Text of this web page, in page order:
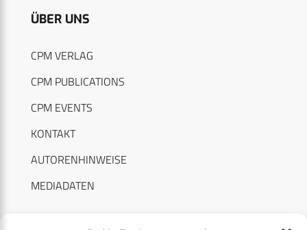
ÜBER UNS
CPM VERLAG
CPM PUBLICATIONS
CPM EVENTS
KONTAKT
AUTORENHINWEISE
MEDIADATEN